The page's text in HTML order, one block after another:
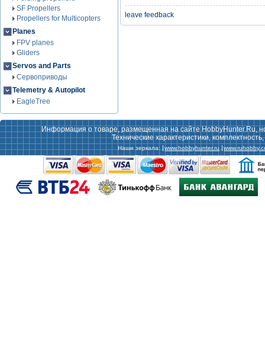
SF Propellers
Propellers for Multicopters
Planes
FPV planes
Gliders
Servos and Parts
Сервоприводы
Telemetry & Autopilot
EagleTree
leave feedback
Информация о товаре, размещенная на сайте HobbyHunter.Ru,
Технические характеристики,
Наши зеркала: www.hobbyhunter.ru